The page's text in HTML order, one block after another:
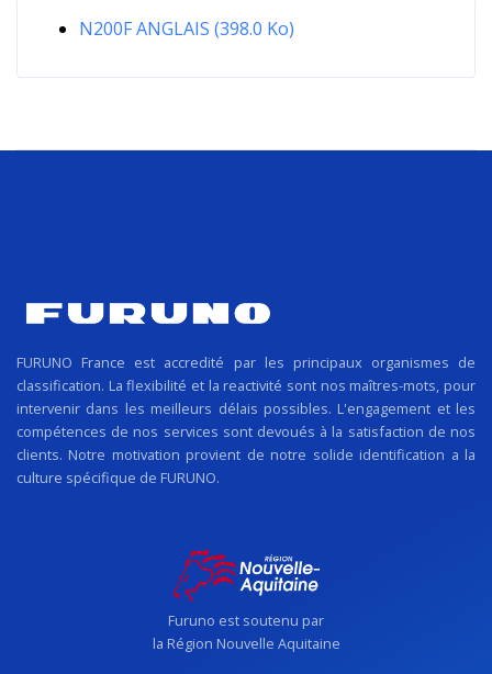
N200F ANGLAIS (398.0 Ko)
FURUNO France est accredité par les principaux organismes de
classification. La flexibilité et la reactivité sont nos maîtres-mots, pour
intervenir dans les meilleurs délais possibles. L'engagement et les
compétences de nos services sont devoués à la satisfaction de nos
clients. Notre motivation provient de notre solide identification a la
culture spécifique de FURUNO.
Furuno est soutenu par
la Région Nouvelle Aquitaine